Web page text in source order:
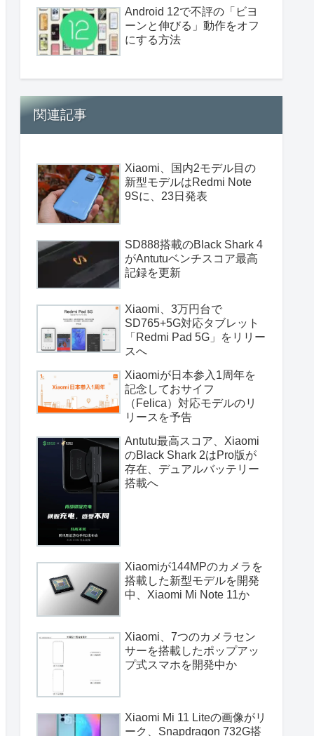
Android 12で不評の「ビヨ
ーンと伸びる」動作をオフ
にする方法
関連記事
Xiaomi、国内2モデル目の
新型モデルはRedmi Note
9Sに、23日発表
SD888搭載のBlack Shark 4
がAntutuベンチスコア最高
記録を更新
Xiaomi、3万円台で
SD765+5G対応タブレット
「Redmi Pad 5G」をリリー
スへ
Xiaomiが日本参入1周年を
記念しておサイフ
（Felica）対応モデルのリ
リースを予告
Antutu最高スコア、Xiaomi
のBlack Shark 2はPro版が
存在、デュアルバッテリー
搭載へ
Xiaomiが144MPのカメラを
搭載した新型モデルを開発
中、Xiaomi Mi Note 11か
Xiaomi、7つのカメラセン
サーを搭載したポップアッ
プ式スマホを開発中か
Xiaomi Mi 11 Liteの画像がリ
ーク、Snapdragon 732G搭